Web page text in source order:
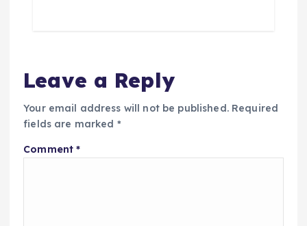
Leave a Reply
Your email address will not be published. Required
fields are marked *
Comment*